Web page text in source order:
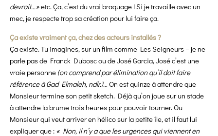
devrait…»etc. Ça, c’est du vrai braquage ! Si je travaille avec un
mec, je respecte trop sa création pour lui faire ça.
Ça existe vraiment ça, chez des acteurs installés ?
Ça existe. Tu imagines, sur un film comme Les Seigneurs – je ne
parle pas de Franck Dubosc ou de José Garcia, José c’est une
vraie personne (on comprend par élimination qu’il doit faire
référence à Gad Elmaleh, ndlr.)… On est quinze à attendre que
Monsieur termine son petit sketch. Déjà qu’on joue sur un stade
à attendre la brume trois heures pour pouvoir tourner. Ou
Monsieur qui veut arriver en hélico sur la petite île, et il faut lui
expliquer que : « Non, il n’y a que les urgences qui viennent en